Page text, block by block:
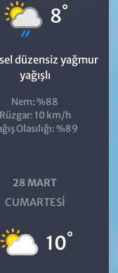
8°
düzensiz yağmur
yağışlı
Nem: %88
Rüzgar: 10 km/h
Olasılığı: %89
28 MART
CUMARTESI
10°